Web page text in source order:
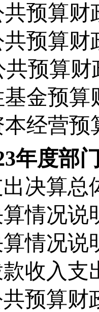
预算
预算
共预算财
基金预
经营
3年度部
决算总
情况说
情况说
收入
预算财